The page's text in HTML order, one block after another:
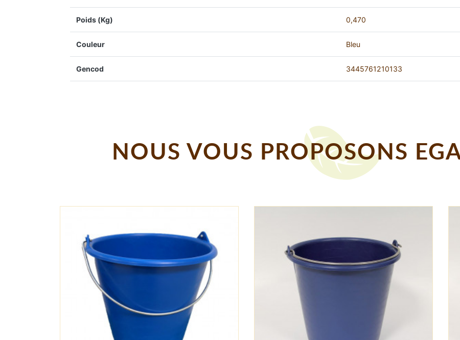
Poids (Kg) 0,470
Couleur Bleu
Gencod 3445761210133
NOUS VOUS PROPOSONS